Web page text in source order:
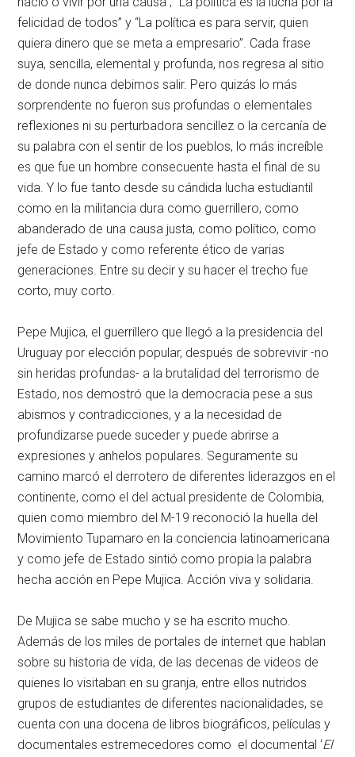
felicidad de todos” y “La política es para servir, quien
quiera dinero que se meta a empresario”. Cada frase
suya, sencilla, elemental y profunda, nos regresa al sitio
de donde nunca debimos salir. Pero quizás lo más
sorprendente no fueron sus profundas o elementales
reflexiones ni su perturbadora sencillez o la cercanía de
su palabra con el sentir de los pueblos, lo más increíble
es que fue un hombre consecuente hasta el final de su
vida. Y lo fue tanto desde su cándida lucha estudiantil
como en la militancia dura como guerrillero, como
abanderado de una causa justa, como político, como
jefe de Estado y como referente ético de varias
generaciones. Entre su decir y su hacer el trecho fue
corto, muy corto.
Pepe Mujica, el guerrillero que llegó a la presidencia del
Uruguay por elección popular, después de sobrevivir -no
sin heridas profundas- a la brutalidad del terrorismo de
Estado, nos demostró que la democracia pese a sus
abismos y contradicciones, y a la necesidad de
profundizarse puede suceder y puede abrirse a
expresiones y anhelos populares. Seguramente su
camino marcó el derrotero de diferentes liderazgos en el
continente, como el del actual presidente de Colombia,
quien como miembro del M-19 reconoció la huella del
Movimiento Tupamaro en la conciencia latinoamericana
y como jefe de Estado sintió como propia la palabra
hecha acción en Pepe Mujica. Acción viva y solidaria.
De Mujica se sabe mucho y se ha escrito mucho.
Además de los miles de portales de internet que hablan
sobre su historia de vida, de las decenas de videos de
quienes lo visitaban en su granja, entre ellos nutridos
grupos de estudiantes de diferentes nacionalidades, se
cuenta con una docena de libros biográficos, películas y
documentales estremecedores como el documental ‘El